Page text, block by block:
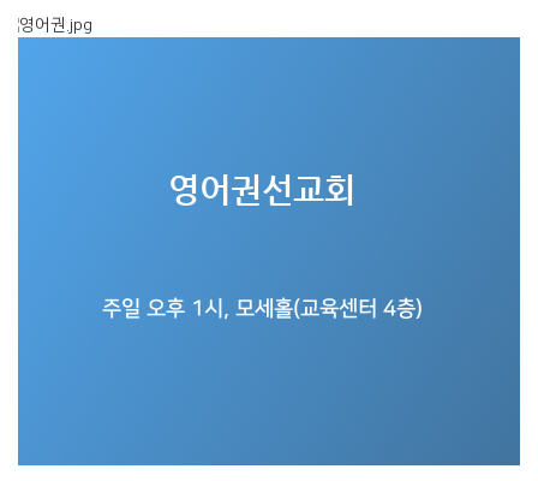
영어권선교회
주일 오후 1시, 모세홀(교육센터 4층)